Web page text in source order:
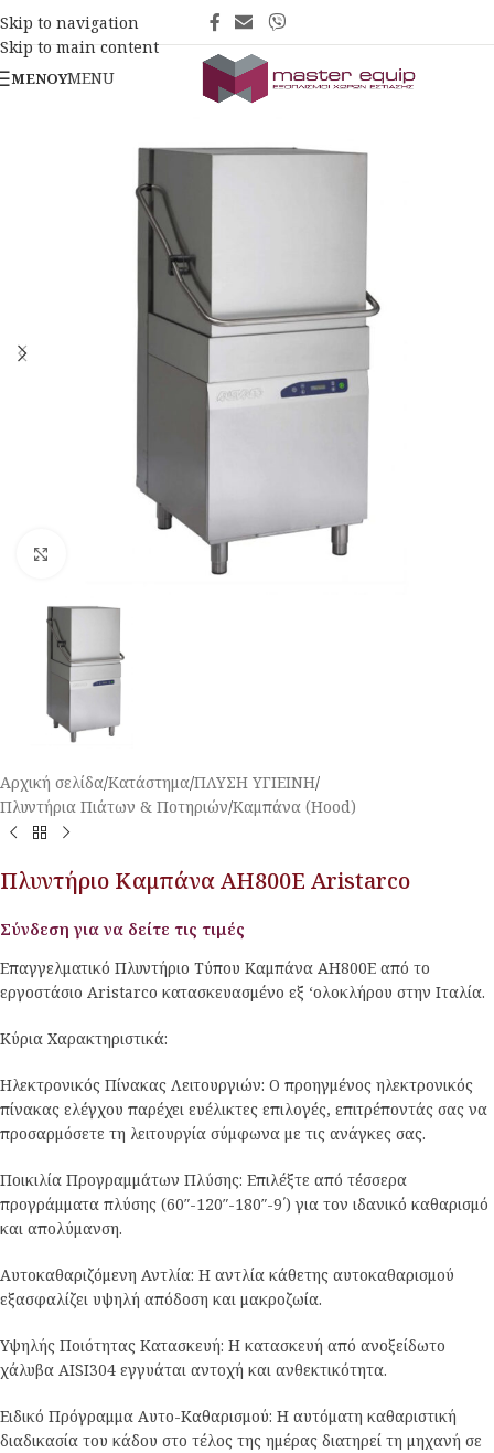
Skip to navigation
Skip to main content
ΜΕΝΟΎMENU
Αρχική σελίδα/Κατάστημα/ΠΛΥΣΗ ΥΓΙΕΙΝΗ/
Πλυντήρια Πιάτων & Ποτηριών/Καμπάνα (Hood)
Πλυντήριο Καμπάνα AH800E Aristarco
Σύνδεση για να δείτε τις τιμές
Επαγγελματικό Πλυντήριο Τύπου Καμπάνα AH800E από το
εργοστάσιο Aristarco κατασκευασμένο εξ ‘ολοκλήρου στην Ιταλία.
Κύρια Χαρακτηριστικά:
Ηλεκτρονικός Πίνακας Λειτουργιών: Ο προηγμένος ηλεκτρονικός
πίνακας ελέγχου παρέχει ευέλικτες επιλογές, επιτρέποντάς σας να
προσαρμόσετε τη λειτουργία σύμφωνα με τις ανάγκες σας.
Ποικιλία Προγραμμάτων Πλύσης: Επιλέξτε από τέσσερα
προγράμματα πλύσης (60″-120″-180″-9΄) για τον ιδανικό καθαρισμό
και απολύμανση.
Αυτοκαθαριζόμενη Αντλία: Η αντλία κάθετης αυτοκαθαρισμού
εξασφαλίζει υψηλή απόδοση και μακροζωία.
Υψηλής Ποιότητας Κατασκευή: Η κατασκευή από ανοξείδωτο
χάλυβα AISI304 εγγυάται αντοχή και ανθεκτικότητα.
Ειδικό Πρόγραμμα Αυτο-Καθαρισμού: Η αυτόματη καθαριστική
διαδικασία του κάδου στο τέλος της ημέρας διατηρεί τη μηχανή σε